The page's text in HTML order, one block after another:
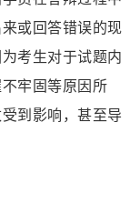
或回答错误的现
考生对于试题内
牢固等原因所
到影响，甚至导